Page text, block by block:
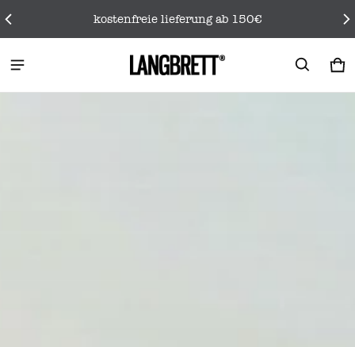
kostenfreie lieferung ab 150€
LANGBRETT
0